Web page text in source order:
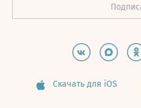
Скачать для iOS